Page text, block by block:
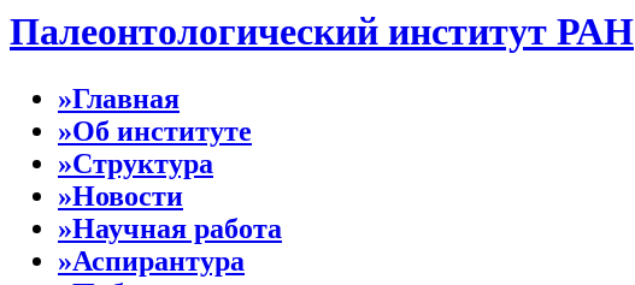
Палеонтологический институт РАН
»Главная
»Об институте
»Структура
»Новости
»Научная работа
»Аспирантура